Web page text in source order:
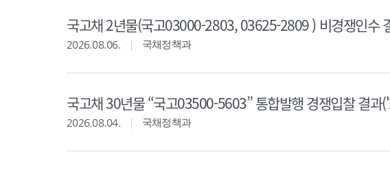
국고채 2년물(국고03000-2803, 03625-2809 ) 비경쟁인수
2026.08.06. 국채정책과
국고채 30년물 “국고03500-5603” 통합발행 경쟁입찰 결과
2026.08.04. 국채정책과